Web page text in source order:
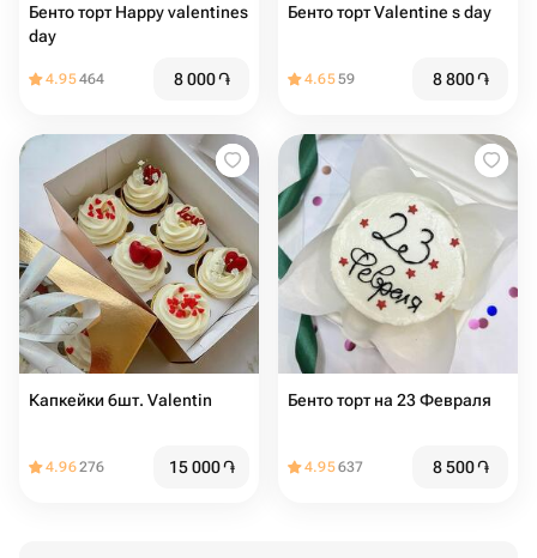
Бенто торт Happy valentines
day
4.95464 8 000֏
Бенто торт Valentine s day
4.6559 8 800֏
Капкейки 6шт. Valentin
4.96276 15 000֏
Бенто торт на 23 Февраля
4.95637 8 500֏